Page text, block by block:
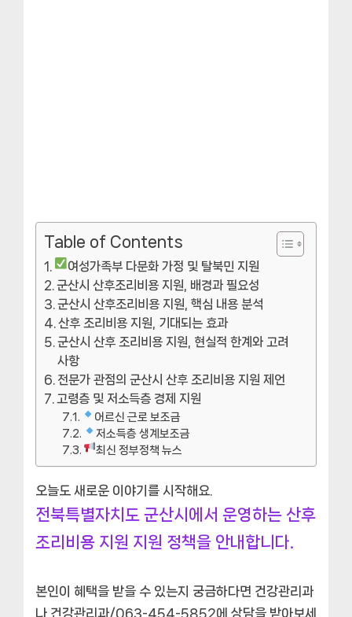
Table of Contents
여성가족부 다문화 가정 및 탈북민 지원
군산시 산후조리비용 지원, 배경과 필요성
군산시 산후조리비용 지원, 핵심 내용 분석
산후 조리비용 지원, 기대되는 효과
군산시 산후 조리비용 지원, 현실적 한계와 고려
사항
전문가 관점의 군산시 산후 조리비용 지원 제언
고령층 및 저소득층 경제 지원
어르신 근로 보조금
저소득층 생계보조금
최신 정부정책 뉴스
오늘도 새로운 이야기를 시작해요.
전북특별자치도 군산시에서 운영하는 산후
조리비용 지원 지원 정책을 안내합니다.
본인이 혜택을 받을 수 있는지 궁금하다면 건강관리과
나 건강관리과/063-454-5852에 상담을 받아보세